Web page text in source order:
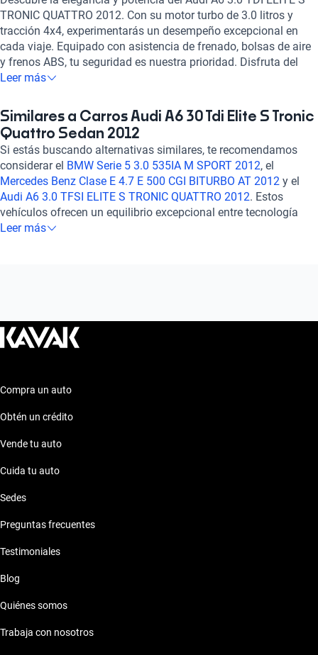
TRONIC QUATTRO 2012. Con su motor turbo de 3.0 litros y
tracción 4x4, experimentarás un desempeño excepcional en
cada viaje. Equipado con asistencia de frenado, bolsas de aire
y frenos ABS, tu seguridad es nuestra prioridad. Disfruta del
lujo con asientos de cuero, aire acondicionado automático y
llave, cada detalle está pensado para tu comodidad. Este sedán
de alto rendimiento, con su diseño aerodinámico y tecnología
de vanguardia, te llevará a vivir experiencias inolvidables en la
carretera. Confía en la calidad y prestigio de Audi, y haz de
cada viaje una experiencia única. ¡Descubre el Audi A6 3.0 TDI
ELITE S TRONIC QUATTRO 2012 en Kavak y eleva tu
conducción a un nuevo nivel!
Leer más
Similares a Carros Audi A6 30 Tdi Elite S Tronic
Quattro Sedan 2012
Si estás buscando alternativas similares, te recomendamos
considerar el BMW Serie 5 3.0 535IA M SPORT 2012, el
Mercedes Benz Clase E 4.7 E 500 CGI BITURBO AT 2012 y el
Audi A6 3.0 TFSI ELITE S TRONIC QUATTRO 2012. Estos
vehículos ofrecen un equilibrio excepcional entre tecnología
avanzada, seguridad confiable y un rendimiento excepcional en
Leer más
Compra un auto
Obtén un crédito
Vende tu auto
Cuida tu auto
Sedes
Preguntas frecuentes
Testimoniales
Blog
Quiénes somos
Trabaja con nosotros